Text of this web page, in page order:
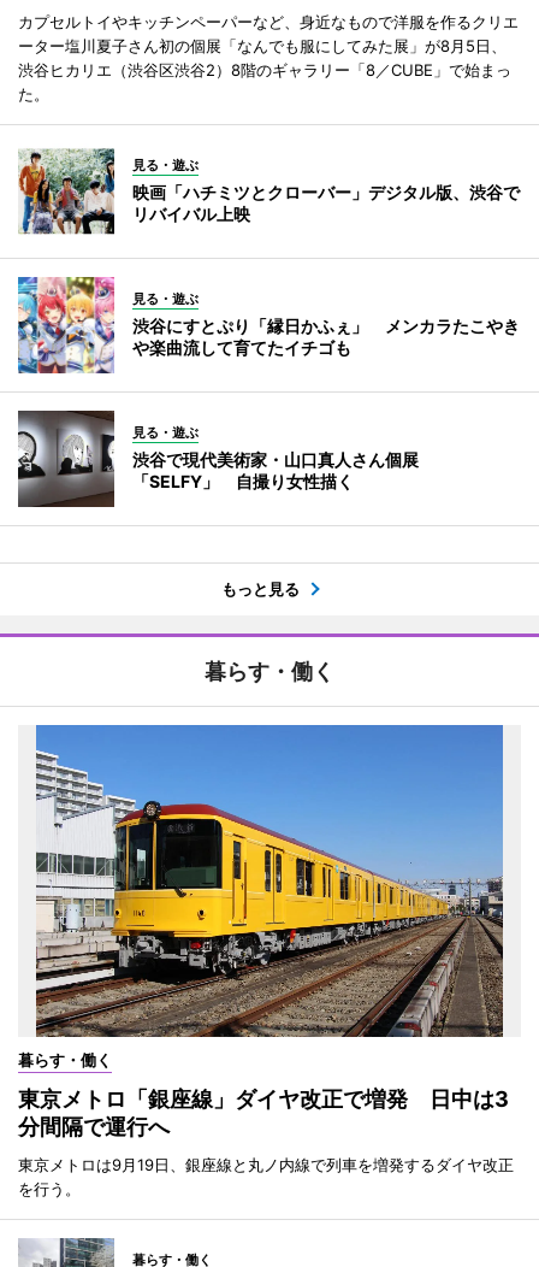
カプセルトイやキッチンペーパーなど、身近なもので洋服を作るクリエ
ーター塩川夏子さん初の個展「なんでも服にしてみた展」が8月5日、
渋谷ヒカリエ（渋谷区渋谷2）8階のギャラリー「8／CUBE」で始まっ
た。
見る・遊ぶ
映画「ハチミツとクローバー」デジタル版、渋谷で
リバイバル上映
見る・遊ぶ
渋谷にすとぷり「縁日かふぇ」 メンカラたこやき
や楽曲流して育てたイチゴも
見る・遊ぶ
渋谷で現代美術家・山口真人さん個展
「SELFY」 自撮り女性描く
もっと見る
暮らす・働く
暮らす・働く
東京メトロ「銀座線」ダイヤ改正で増発 日中は3
分間隔で運行へ
東京メトロは9月19日、銀座線と丸ノ内線で列車を増発するダイヤ改正
を行う。
暮らす・働く